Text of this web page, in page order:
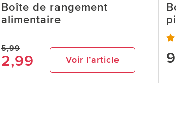
Boîte de rangement
alimentaire
5,99
2,99 Voir l’article